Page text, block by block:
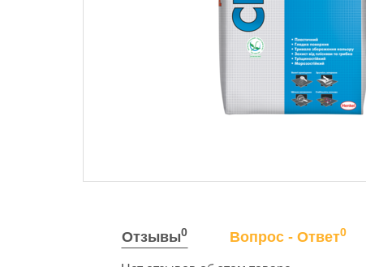
Отзывы0 Вопрос - Ответ0